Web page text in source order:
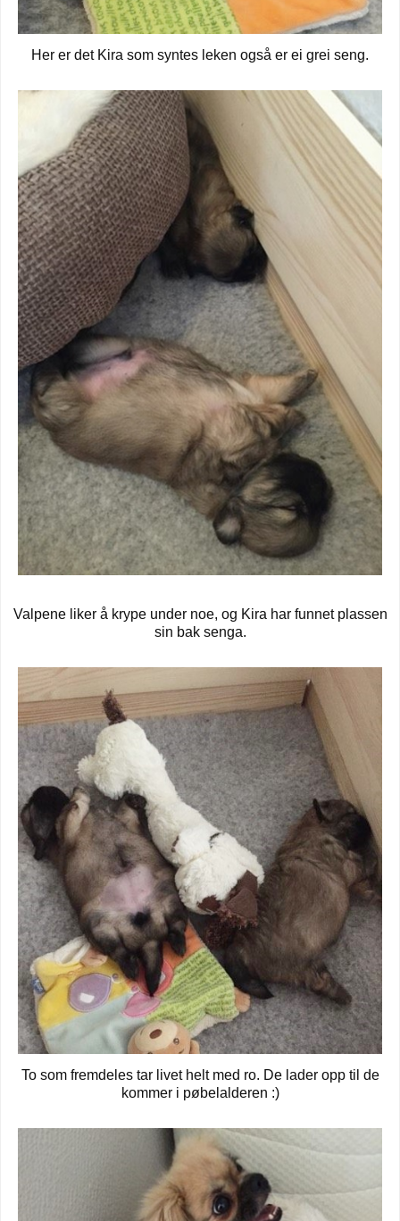
Her er det Kira som syntes leken også er ei grei seng.
Valpene liker å krype under noe, og Kira har funnet plassen
sin bak senga.
To som fremdeles tar livet helt med ro. De lader opp til de
kommer i pøbelalderen :)